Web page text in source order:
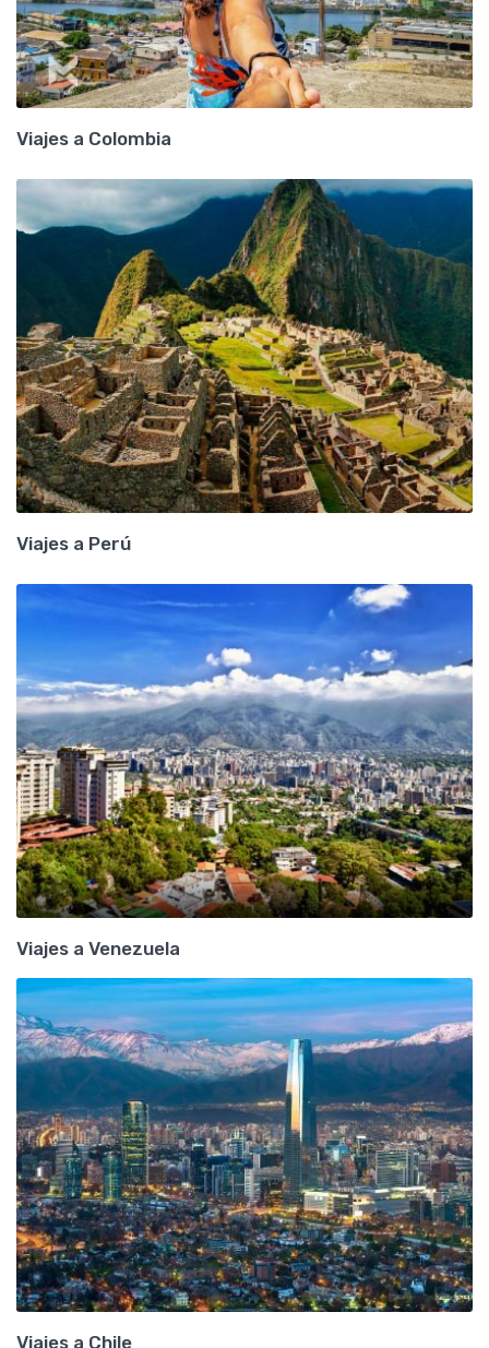
Viajes a Colombia
Viajes a Perú
Viajes a Venezuela
Viajes a Chile